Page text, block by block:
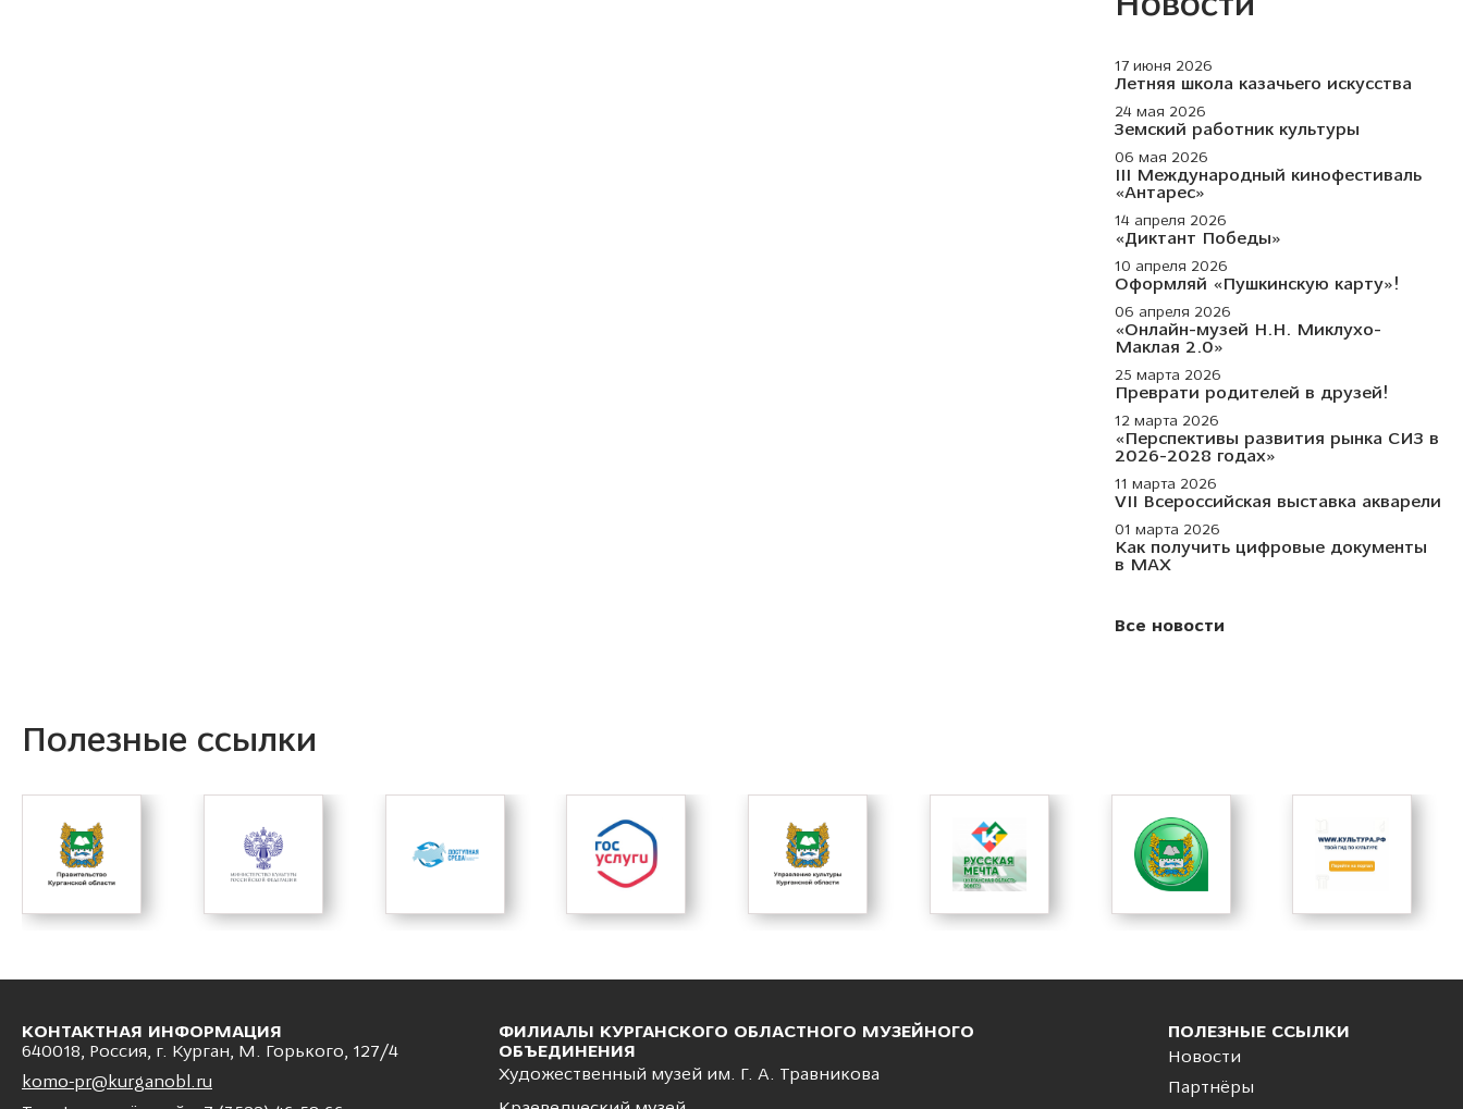
Новости
17 июня 2026
Летняя школа казачьего искусства
24 мая 2026
Земский работник культуры
06 мая 2026
III Международный кинофестиваль
«Антарес»
14 апреля 2026
«Диктант Победы»
10 апреля 2026
Оформляй «Пушкинскую карту»!
06 апреля 2026
«Онлайн-музей Н.Н. Миклухо-
Маклая 2.0»
25 марта 2026
Преврати родителей в друзей!
12 марта 2026
«Перспективы развития рынка СИЗ в
2026-2028 годах»
11 марта 2026
VII Всероссийская выставка акварели
01 марта 2026
Как получить цифровые документы
в МАХ
Все новости
Полезные ссылки
КОНТАКТНАЯ ИНФОРМАЦИЯ
640018, Россия, г. Курган, М. Горького, 127/4
komo-pr@kurganobl.ru
ФИЛИАЛЫ КУРГАНСКОГО ОБЛАСТНОГО МУЗЕЙНОГО
ОБЪЕДИНЕНИЯ
Художественный музей им. Г. А. Травникова
ПОЛЕЗНЫЕ ССЫЛКИ
Новости
Партнёры